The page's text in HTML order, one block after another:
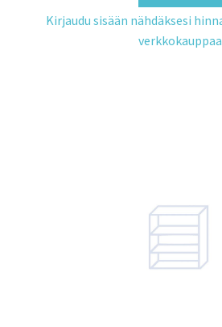
Kirjaudu sisään nähdäksesi
verkkokauppaa